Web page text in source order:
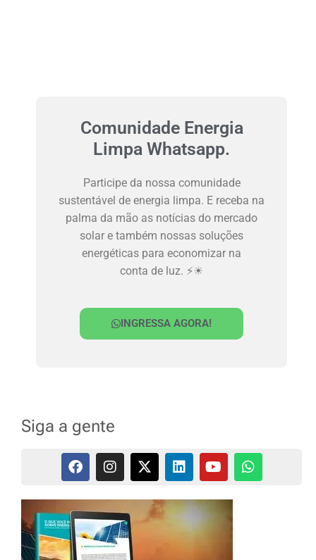
Comunidade Energia
Limpa Whatsapp.
Participe da nossa comunidade
sustentável de energia limpa. E receba na
palma da mão as notícias do mercado
solar e também nossas soluções
energéticas para economizar na
conta de luz. ⚡☀
INGRESSA AGORA!
Siga a gente